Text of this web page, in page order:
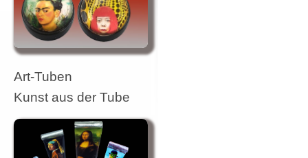
Art-Tuben
Kunst aus der Tube